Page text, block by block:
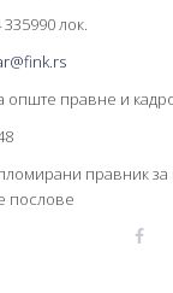
335990 лок.
опште правне и
правник за
послове